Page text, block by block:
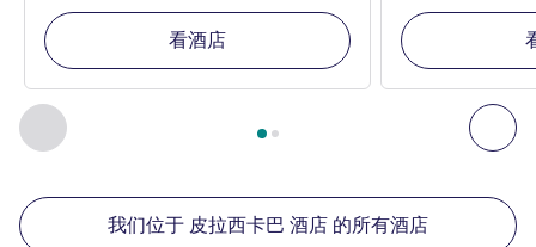
上一个 - 我们在附近的其他酒店 下
第 1页，共 , 我们在附近的其他酒店 1 :, 我们在附近的
看酒店
我们位于 皮拉西卡巴 酒店 的所有酒店